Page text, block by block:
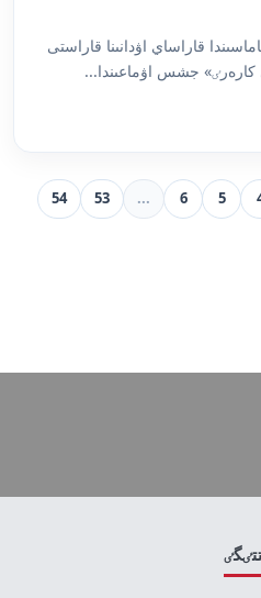
كٷنٸ ساعات 06:50 شاماسىندا قاراساي اۋدانىنا قاراستى
كارەرٸ» جشس اۋماعىندا...
5
6
...
53
54